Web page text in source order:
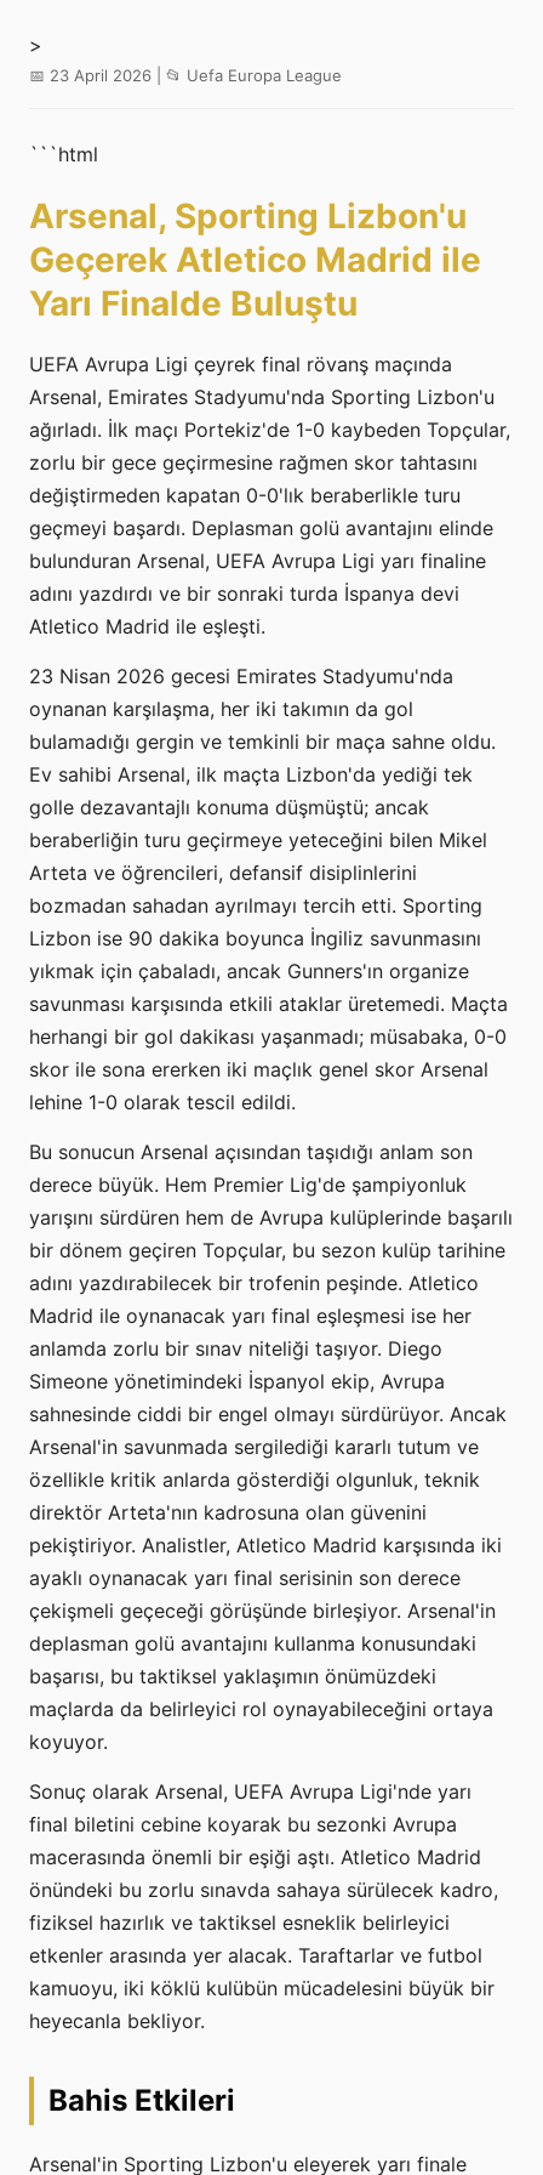
>
📅 23 April 2026 | 📂 Uefa Europa League
```html
Arsenal, Sporting Lizbon'u
Geçerek Atletico Madrid ile
Yarı Finalde Buluştu
UEFA Avrupa Ligi çeyrek final rövanş maçında
Arsenal, Emirates Stadyumu'nda Sporting Lizbon'u
ağırladı. İlk maçı Portekiz'de 1-0 kaybeden Topçular,
zorlu bir gece geçirmesine rağmen skor tahtasını
değiştirmeden kapatan 0-0'lık beraberlikle turu
geçmeyi başardı. Deplasman golü avantajını elinde
bulunduran Arsenal, UEFA Avrupa Ligi yarı finaline
adını yazdırdı ve bir sonraki turda İspanya devi
Atletico Madrid ile eşleşti.
23 Nisan 2026 gecesi Emirates Stadyumu'nda
oynanan karşılaşma, her iki takımın da gol
bulamadığı gergin ve temkinli bir maça sahne oldu.
Ev sahibi Arsenal, ilk maçta Lizbon'da yediği tek
golle dezavantajlı konuma düşmüştü; ancak
beraberliğin turu geçirmeye yeteceğini bilen Mikel
Arteta ve öğrencileri, defansif disiplinlerini
bozmadan sahadan ayrılmayı tercih etti. Sporting
Lizbon ise 90 dakika boyunca İngiliz savunmasını
yıkmak için çabaladı, ancak Gunners'ın organize
savunması karşısında etkili ataklar üretemedi. Maçta
herhangi bir gol dakikası yaşanmadı; müsabaka, 0-0
skor ile sona ererken iki maçlık genel skor Arsenal
lehine 1-0 olarak tescil edildi.
Bu sonucun Arsenal açısından taşıdığı anlam son
derece büyük. Hem Premier Lig'de şampiyonluk
yarışını sürdüren hem de Avrupa kulüplerinde başarılı
bir dönem geçiren Topçular, bu sezon kulüp tarihine
adını yazdırabilecek bir trofenin peşinde. Atletico
Madrid ile oynanacak yarı final eşleşmesi ise her
anlamda zorlu bir sınav niteliği taşıyor. Diego
Simeone yönetimindeki İspanyol ekip, Avrupa
sahnesinde ciddi bir engel olmayı sürdürüyor. Ancak
Arsenal'in savunmada sergilediği kararlı tutum ve
özellikle kritik anlarda gösterdiği olgunluk, teknik
direktör Arteta'nın kadrosuna olan güvenini
pekiştiriyor. Analistler, Atletico Madrid karşısında iki
ayaklı oynanacak yarı final serisinin son derece
çekişmeli geçeceği görüşünde birleşiyor. Arsenal'in
deplasman golü avantajını kullanma konusundaki
başarısı, bu taktiksel yaklaşımın önümüzdeki
maçlarda da belirleyici rol oynayabileceğini ortaya
koyuyor.
Sonuç olarak Arsenal, UEFA Avrupa Ligi'nde yarı
final biletini cebine koyarak bu sezonki Avrupa
macerasında önemli bir eşiği aştı. Atletico Madrid
önündeki bu zorlu sınavda sahaya sürülecek kadro,
fiziksel hazırlık ve taktiksel esneklik belirleyici
etkenler arasında yer alacak. Taraftarlar ve futbol
kamuoyu, iki köklü kulübün mücadelesini büyük bir
heyecanla bekliyor.
Bahis Etkileri
Arsenal'in Sporting Lizbon'u eleyerek yarı finale